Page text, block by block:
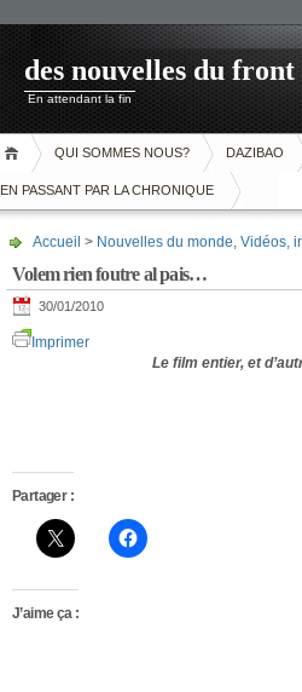
des nouvelles du front
En attendant la fin
QUI SOMMES NOUS? DAZIBAO
EN PASSANT PAR LA CHRONIQUE
Accueil > Nouvelles du monde, Vidéos,
Volem rien foutre al pais…
30/01/2010
Imprimer
Le film entier, et
Partager :
J’aime ça :